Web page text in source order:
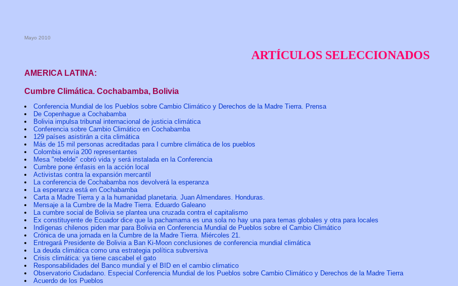
Mayo 2010
ARTÍCULOS SELECCIONADOS
AMERICA LATINA:
Cumbre Climática. Cochabamba, Bolivia
Conferencia Mundial de los Pueblos sobre Cambio Climático y Derechos de la Madre Tierra. Prensa
De Copenhague a Cochabamba
Bolivia impulsa tribunal internacional de justicia climática
Conferencia sobre Cambio Climático en Cochabamba
129 países asistirán a cita climática
Más de 15 mil personas acreditadas para I cumbre climática de los pueblos
Colombia envía 200 representantes
Mesa "rebelde" cobró vida y será instalada en la Conferencia
Cumbre pone énfasis en la acción local
Activistas contra la expansión mercantil
La conferencia de Cochabamba nos devolverá la esperanza
La esperanza está en Cochabamba
Carta a Madre Tierra y a la humanidad planetaria. Juan Almendares. Honduras.
Mensaje a la Cumbre de la Madre Tierra. Eduardo Galeano
La cumbre social de Bolivia se plantea una cruzada contra el capitalismo
Ex constituyente de Ecuador dice que la pachamama es una sola no hay una para temas globales y otra para locales
Indígenas chilenos piden mar para Bolivia en Conferencia Mundial de Pueblos sobre el Cambio Climático
Crónica de una jornada en la Cumbre de la Madre Tierra. Miércoles 21.
Entregará Presidente de Bolivia a Ban Ki-Moon conclusiones de conferencia mundial climática
La deuda climática como una estrategia política subversiva
Crisis climática: ya tiene cascabel el gato
Responsabilidades del Banco mundial y el BID en el cambio climatico
Observatorio Ciudadano. Especial Conferencia Mundial de los Pueblos sobre Cambio Climático y Derechos de la Madre Tierra
Acuerdo de los Pueblos